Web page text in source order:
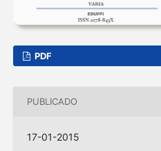
PDF
PUBLICADO
17-01-2015